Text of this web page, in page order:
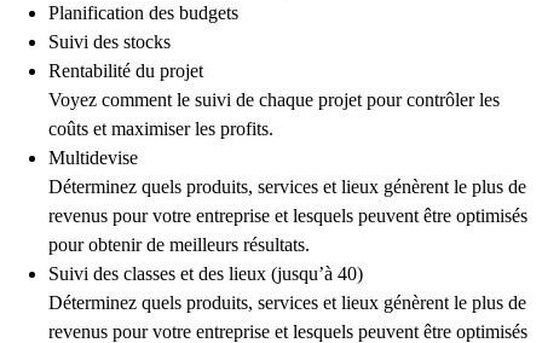
Planification des budgets
Suivi des stocks
Rentabilité du projet
Voyez comment le suivi de chaque projet pour contrôler les
coûts et maximiser les profits.
Multidevise
Déterminez quels produits, services et lieux génèrent le plus de
revenus pour votre entreprise et lesquels peuvent être optimisés
pour obtenir de meilleurs résultats.
Suivi des classes et des lieux (jusqu’à 40)
Déterminez quels produits, services et lieux génèrent le plus de
revenus pour votre entreprise et lesquels peuvent être optimisés